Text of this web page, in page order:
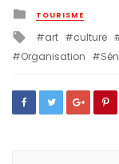
Posted
in
TOURISME
Tagged
with
art culture
Organisation